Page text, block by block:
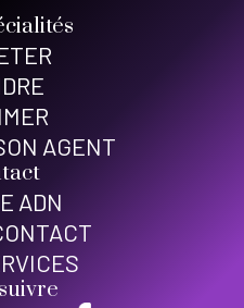
AGENT
ADN